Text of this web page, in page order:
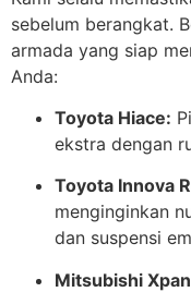
sebelum berangkat.
armada yang siap
Anda:
Toyota Hiace:
ekstra dengan
Toyota Innova
menginginkan
dan suspensi
Mitsubishi